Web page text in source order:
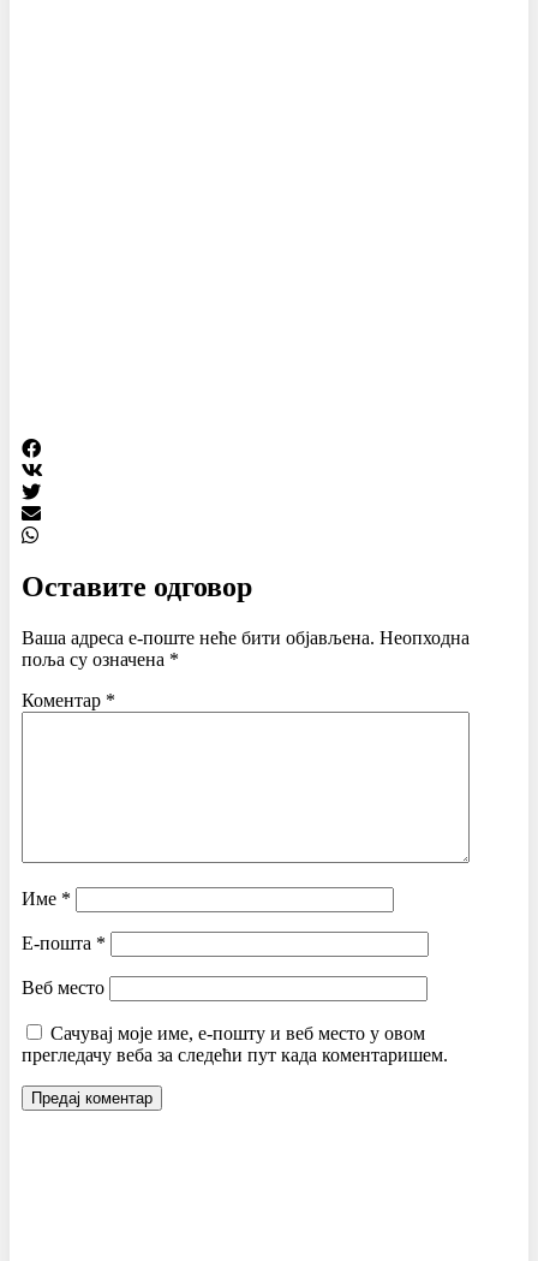
Оставите одговор
Ваша адреса е-поште неће бити објављена. Неопходна
поља су означена *
Коментар *
Име *
Е-пошта *
Веб место
Сачувај моје име, е-пошту и веб место у овом
прегледачу веба за следећи пут када коментаришем.